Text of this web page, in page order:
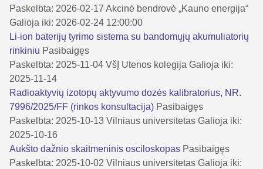
Paskelbta: 2026-02-17 Akcinė bendrovė „Kauno energija“
Galioja iki: 2026-02-24 12:00:00
Li-ion baterijų tyrimo sistema su bandomųjų akumuliatorių
rinkiniu Pasibaigęs
Paskelbta: 2025-11-04 VšĮ Utenos kolegija Galioja iki:
2025-11-14
Radioaktyvių izotopų aktyvumo dozės kalibratorius, NR.
7996/2025/FF (rinkos konsultacija) Pasibaigęs
Paskelbta: 2025-10-13 Vilniaus universitetas Galioja iki:
2025-10-16
Aukšto dažnio skaitmeninis osciloskopas Pasibaigęs
Paskelbta: 2025-10-02 Vilniaus universitetas Galioja iki: